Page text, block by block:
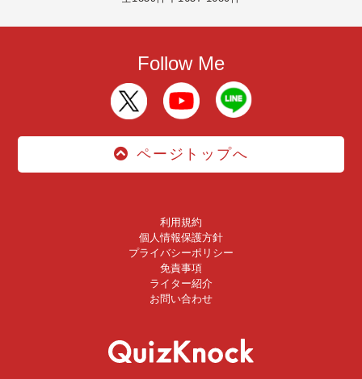
Follow Me
ページトップへ
利用規約
個人情報保護方針
プライバシーポリシー
免責事項
ライター紹介
お問い合わせ